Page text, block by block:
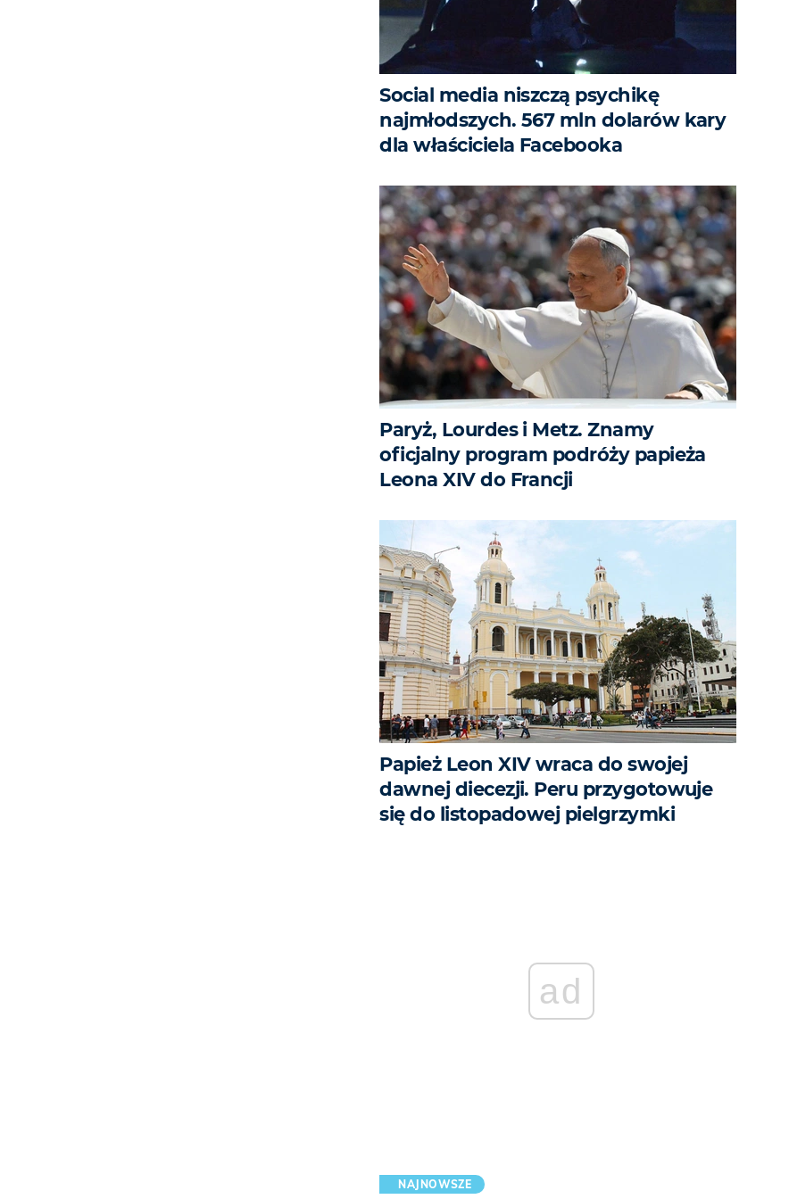
Social media niszczą psychikę
najmłodszych. 567 mln dolarów kary
dla właściciela Facebooka
Paryż, Lourdes i Metz. Znamy
oficjalny program podróży papieża
Leona XIV do Francji
Papież Leon XIV wraca do swojej
dawnej diecezji. Peru przygotowuje
się do listopadowej pielgrzymki
ad
NAJNOWSZE